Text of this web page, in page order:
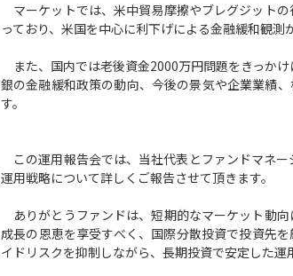
マーケットでは、米中貿易摩擦やブレグジット
っており、米国を中心に利下げによる金融緩和観測
また、国内では老後資金2000万円問題をきっか
銀の金融緩和政策の動向、今後の景気や企業業績
す。
この運用報告会では、当社代表とファンドマネ
運用戦略について詳しくご報告させて頂きます。
ありがとうファンドは、短期的なマーケット動
成長の恩恵を享受すべく、国際分散投資で投資先
イドリスクを抑制しながら、長期投資で安定した運